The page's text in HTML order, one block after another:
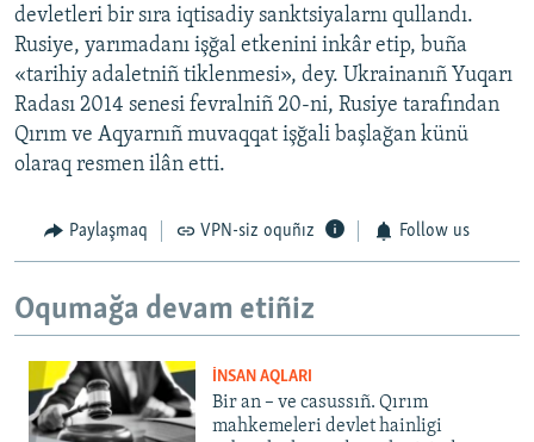
devletleri bir sıra iqtisadiy sanktsiyalarnı qullandı.
Rusiye, yarımadanı işğal etkenini inkâr etip, buña
«tarihiy adaletniñ tiklenmesi», dey. Ukrainanıñ Yuqarı
Radası 2014 senesi fevralniñ 20-ni, Rusiye tarafından
Qırım ve Aqyarnıñ muvaqqat işğali başlağan künü
olaraq resmen ilân etti.
Paylaşmaq VPN-siz oquñız Follow us
Oqumağa devam etiñiz
İNSAN AQLARI
Bir an – ve casussıñ. Qırım
mahkemeleri devlet hainligi